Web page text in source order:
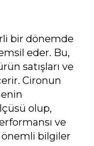
bir dönemde
eder. Bu,
satışları ve
Cironun
olup,
ve
önemli bilgiler